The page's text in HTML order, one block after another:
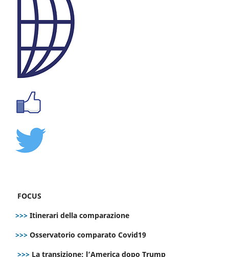
FOCUS
>>> Itinerari della comparazione
>>> Osservatorio comparato Covid19
>>> La transizione: l’America dopo Trump